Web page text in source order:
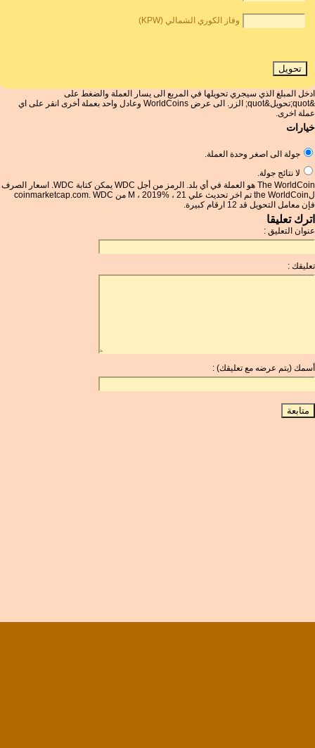
وفاز الكوري الشمالي (KPW)
ادخل المبلغ الذي سيجري تحويلها في المربع الى يسار العملة والضغط على
&quot;تحويل&quot; الزر. الى عرض WorldCoins وعادل واحد بعملة أخرى انقر على اي
عملة اخرى.
خيارات
جولة الى اصغر وحدة العملة.
لا نتائج جولة.
The WorldCoin هو العملة في أي بلد. الرمز من أجل WDC يمكن كتابة WDC. اسعار الصرف
لthe WorldCoin تم اخر تحديث علي 21 ، %M ، 2019 من coinmarketcap.com. WDC
فإن معامل التحويل قد 12 ارقام كبيرة.
اترك تعليقا
عنوان التعليق :
تعليقك :
أسمك (يتم عرضه مع تعليقك) :